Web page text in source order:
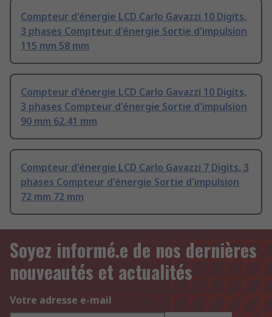
Compteur d'énergie LCD Carlo Gavazzi 10 Digits,
3 phases Compteur d'énergie Sortie d'impulsion
115 mm 58 mm
Compteur d'énergie LCD Carlo Gavazzi 10 Digits,
3 phases Compteur d'énergie Sortie d'impulsion
90 mm 62.41 mm
Compteur d'énergie LCD Carlo Gavazzi 7 Digits, 3
phases Compteur d'énergie Sortie d'impulsion
72 mm 72 mm
Soyez informé.e de nos dernières
nouveautés et actualités
Votre adresse e-mail